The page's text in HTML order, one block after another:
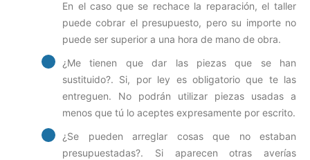
En el caso que se rechace la reparación, el taller
puede cobrar el presupuesto, pero su importe no
puede ser superior a una hora de mano de obra.
¿Me tienen que dar las piezas que se han
sustituido?. Si, por ley es obligatorio que te las
entreguen. No podrán utilizar piezas usadas a
menos que tú lo aceptes expresamente por escrito.
¿Se pueden arreglar cosas que no estaban
presupuestadas?. Si aparecen otras averías